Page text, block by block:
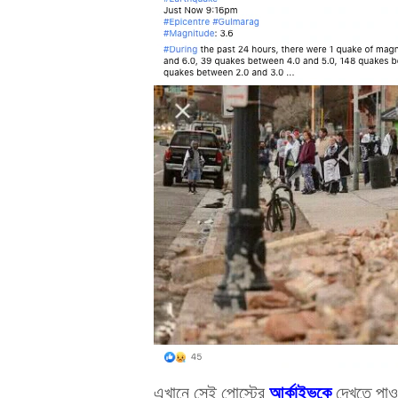
এখানে সেই পোস্টেরআর্কাইভকেদেখতে